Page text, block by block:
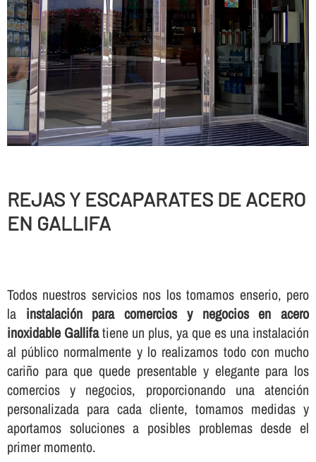
REJAS Y ESCAPARATES DE ACERO
EN GALLIFA
Todos nuestros servicios nos los tomamos enserio, pero
la instalación para comercios y negocios en acero
inoxidable Gallifatiene un plus, ya que es una instalación
al público normalmente y lo realizamos todo con mucho
cariño para que quede presentable y elegante para los
comercios y negocios, proporcionando una atención
personalizada para cada cliente, tomamos medidas y
aportamos soluciones a posibles problemas desde el
primer momento.